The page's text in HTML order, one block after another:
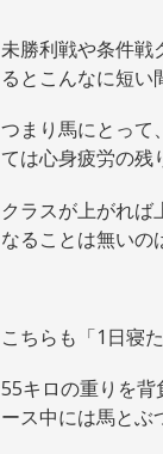
未勝利戦や条件戦
るとこんなに短い
つまり馬にとって
ては心身疲労の
クラスが上がれば
なることは無いの
こちらも「1日寝
55キロの重りを
ース中には馬と